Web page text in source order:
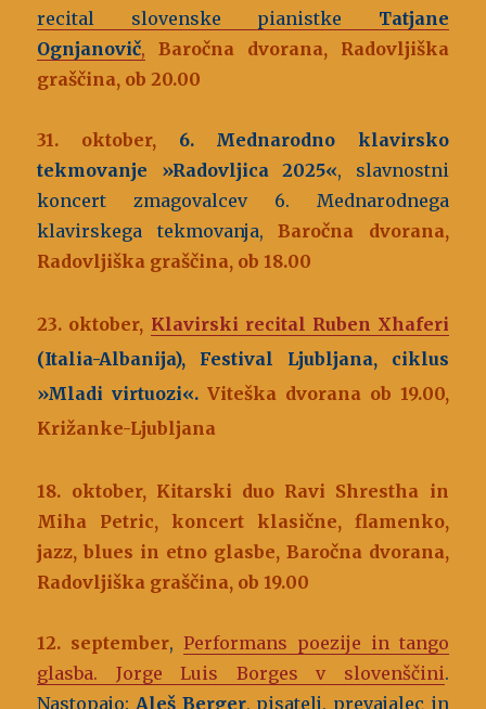
recital slovenske pianistke Tatjane
Ognjanovič,
Baročna dvorana, Radovljiška
graščina, ob 20.00
31. oktober,
6. Mednarodno klavirsko
tekmovanje »Radovljica 2025«, slavnostni
koncert zmagovalcev 6. Mednarodnega
klavirskega tekmovanja,Baročna dvorana,
Radovljiška graščina, ob 18.00
23. oktober, Klavirski recital Ruben Xhaferi
(Italia-Albanija), Festival Ljubljana, ciklus
»Mladi virtuozi«.Viteška dvorana ob 19.00,
Križanke-Ljubljana
18. oktober, Kitarski duo Ravi Shrestha in
Miha Petric, koncert klasične, flamenko,
jazz, blues in etno glasbe, Baročna dvorana,
Radovljiška graščina, ob 19.00
12. september,Performans poezije in tango
glasba. Jorge Luis Borges v slovenščini.
Nastopajo: Aleš Berger, pisatelj, prevajalec in